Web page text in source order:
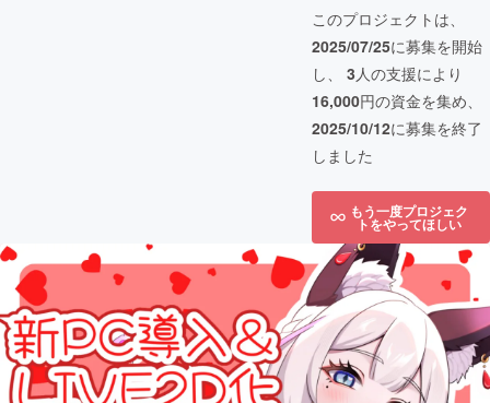
このプロジェクトは、
2025/07/25に募集を開始
し、 3人の支援により
16,000円の資金を集め、
2025/10/12に募集を終了
しました
もう一度プロジェク
トをやってほしい